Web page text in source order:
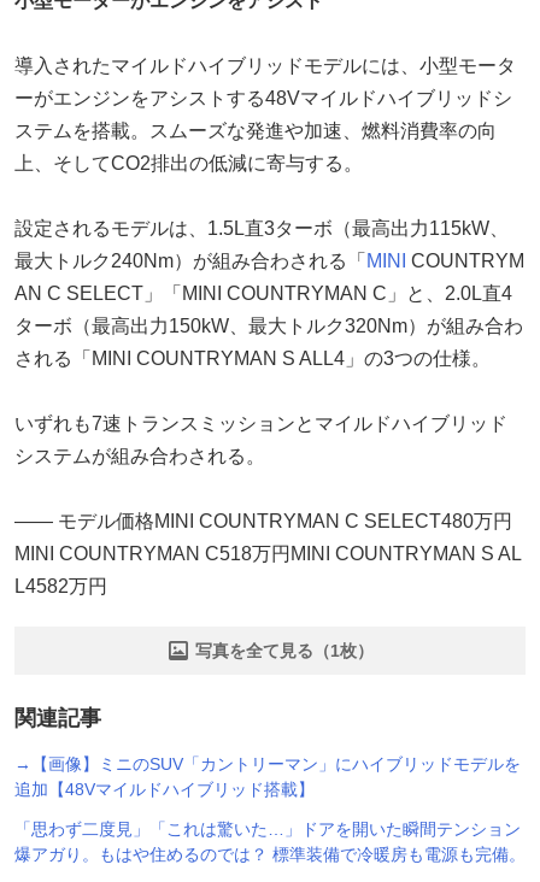
導入されたマイルドハイブリッドモデルには、小型モータ
ーがエンジンをアシストする48Vマイルドハイブリッドシ
ステムを搭載。スムーズな発進や加速、燃料消費率の向
上、そしてCO2排出の低減に寄与する。
設定されるモデルは、1.5L直3ターボ（最高出力115kW、
最大トルク240Nm）が組み合わされる「 MINI
COUNTRYM
AN C SELECT」「MINI COUNTRYMAN C」と、2.0L直4
ターボ（最高出力150kW、最大トルク320Nm）が組み合わ
される「MINI COUNTRYMAN S ALL4」の3つの仕様。
いずれも7速トランスミッションとマイルドハイブリッド
システムが組み合わされる。
―― モデル価格MINI COUNTRYMAN C SELECT480万円
MINI COUNTRYMAN C518万円MINI COUNTRYMAN S AL
L4582万円
写真を全て見る（1枚）
関連記事
→【画像】ミニのSUV「カントリーマン」にハイブリッドモデルを
追加【48Vマイルドハイブリッド搭載】
「思わず二度見」「これは驚いた…」ドアを開いた瞬間テンション
爆アガり。もはや住めるのでは？ 標準装備で冷暖房も電源も完備。